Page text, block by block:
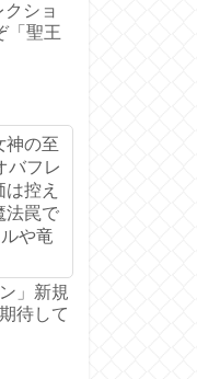
クショ
「聖王
神の至
バフレ
控え
法罠で
や竜
」新規
待して